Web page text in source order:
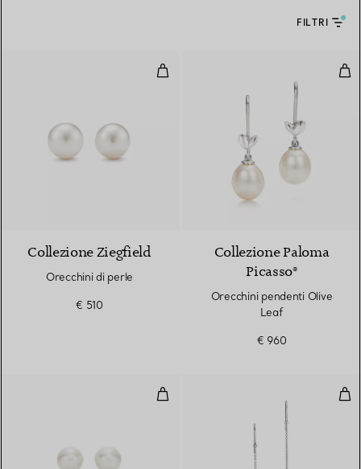
FILTRI
Orecchini di perle
Collezione Ziegfield
Orecchini di perle
€ 510
Collezione Paloma
Picasso®
Orecchini pendenti Olive
Leaf
€ 960
Orecchini